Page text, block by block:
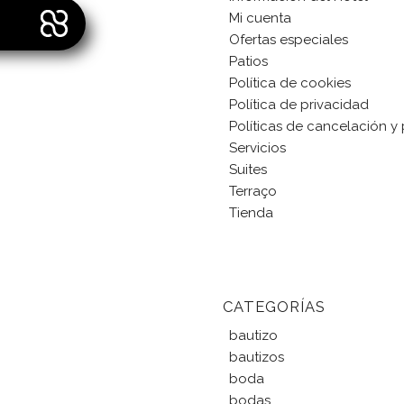
Mi cuenta
Ofertas especiales
Patios
Política de cookies
Política de privacidad
Políticas de cancelación y
Servicios
Suites
Terraço
Tienda
CATEGORÍAS
bautizo
bautizos
boda
bodas